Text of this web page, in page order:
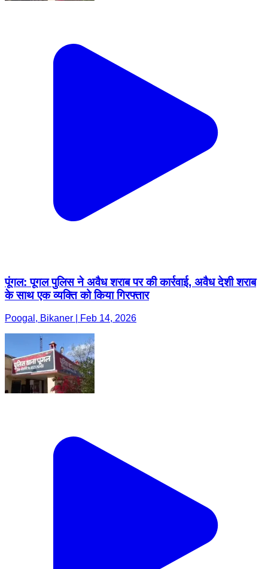
पूंगल: पूगल पुलिस ने अवैध शराब पर की कार्रवाई, अवैध देशी शराब
के साथ एक व्यक्ति को किया गिरफ्तार
Poogal, Bikaner | Feb 14, 2026